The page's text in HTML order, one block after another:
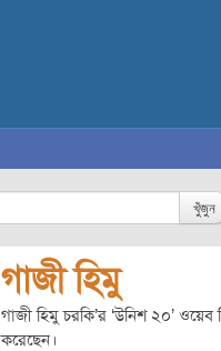
খুঁজুন
গাজী হিমু
গাজী হিমু চরকি’র ‘উনিশ ২০’
করেছেন।